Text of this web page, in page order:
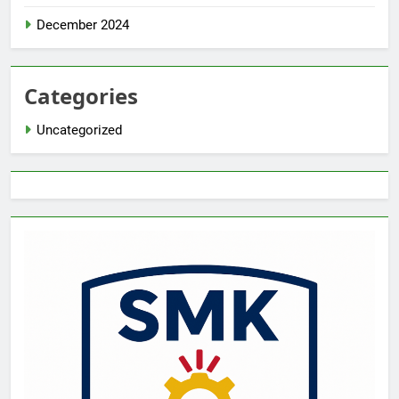
December 2024
Categories
Uncategorized